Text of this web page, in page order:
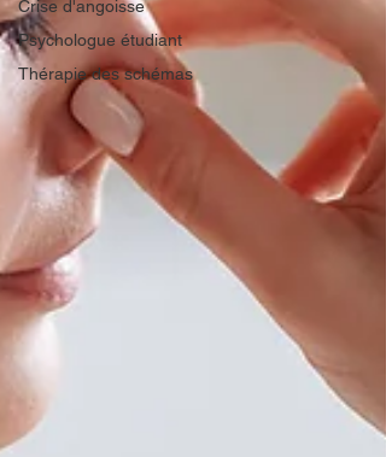
Crise d'angoisse
Psychologue étudiant
Thérapie des schémas